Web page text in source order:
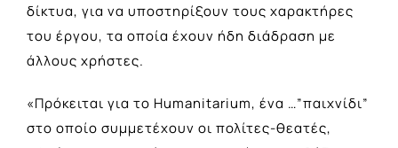
δίκτυα, για να υποστηρίξουν τους χαρακτήρες
του έργου, τα οποία έχουν ήδη διάδραση με
άλλους χρήστες.
«Πρόκειται για το Humanitarium, ένα …”παιχνίδι”
στο οποίο συμμετέχουν οι πολίτες-θεατές,